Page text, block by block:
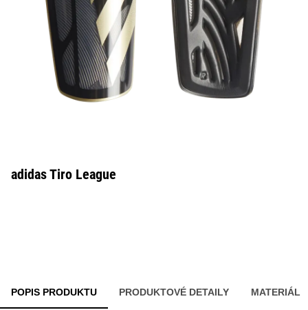
adidas Tiro League
POPIS PRODUKTU PRODUKTOVÉ DETAILY MATERIÁL